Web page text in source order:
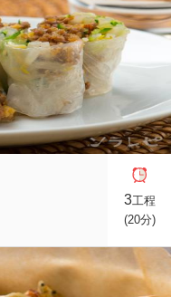
3工程
(20分)